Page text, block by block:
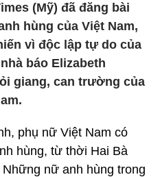
(Mỹ) đã đăng bài
hùng của Việt Nam,
vì độc lập tự do của
báo Elizabeth
giang, can trường của
phụ nữ Việt Nam có
hùng, từ thời Hai Bà
nữ anh hùng trong